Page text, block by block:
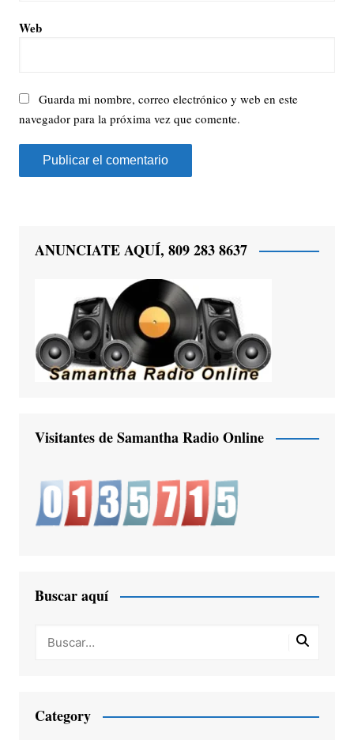
Web
Guarda mi nombre, correo electrónico y web en este
navegador para la próxima vez que comente.
ANUNCIATE AQUÍ, 809 283 8637
Visitantes de Samantha Radio Online
Buscar aquí
Category